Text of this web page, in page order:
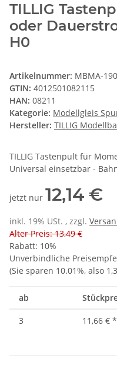
TILLIG
oder
H0
Artikelnummer: MBMA-
GTIN: 4012501082115
HAN: 08211
Kategorie: Modellgleis
Hersteller: TILLIG
TILLIG Tastenpult für
Universal einsetzbar -
jetzt nur 12,14 €
inkl. 19% USt. , zzgl.
Alter Preis: 13,49 €
Rabatt: 10%
Unverbindliche
(Sie sparen 10.01%, also
ab
3 11,66 € *